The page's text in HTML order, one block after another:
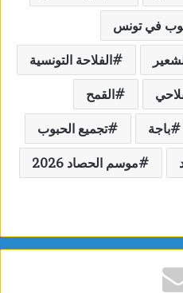
في تونس
الفلاحة التونسية
القمح
باجة تجميع الحبوب
موسم الحصاد 2026